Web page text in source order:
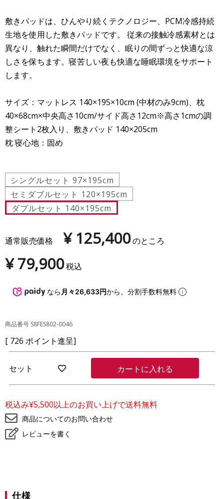
敷きパッドは、ひんやり続くテクノロジー、PCM冷感持続
生地を使用した敷きパッドです。 従来の接触冷感素材とは
異なり、触れた瞬間だけでなく、眠りの間ずっと快適な涼
しさを保ちます。寝苦しい夜も快適な睡眠環境をサポート
します。
サイズ：マットレス 140×195×10cm (中材のみ9cm)、枕
40×68cm×中央高さ10cm/サイド高さ12cm※高さ1cmの調
整シート2枚入り、敷きパッド 140×205cm
枕 寝心地：固め
シングルセット 97×195cm
セミダブルセット 120×195cm
ダブルセット 140×195cm
通常販売価格 ¥ 125,400のところ
¥79,900税込
なら 月々26,633円から。分割手数料無料
商品番号 S8FES802-0046
[ 726 ポイント進呈]
セット
気
入
り
に
登
録
カートに入れる
税込み¥5,500以上のお買い上げで送料無料
商品についてのお問い合わせ
レビューを書く
仕様